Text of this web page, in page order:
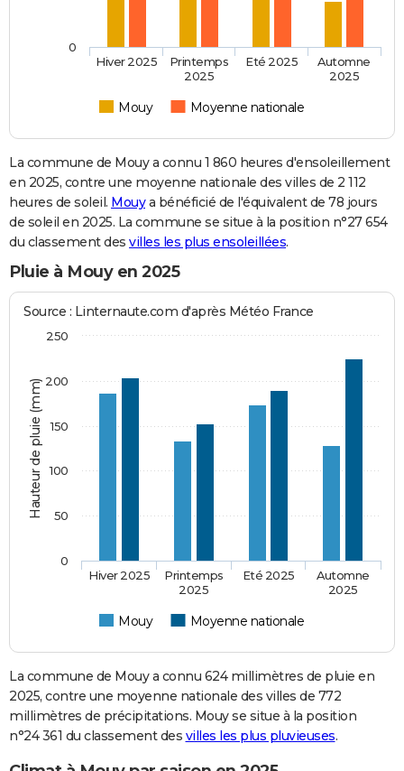
Mouy Moyenne nationale
Hiver 2025
Printemps
2025
Eté 2025
Automne
2025
0
La commune de Mouy a connu 1 860 heures d'ensoleillement
en 2025, contre une moyenne nationale des villes de 2 112
heures de soleil. Mouya bénéficié de l'équivalent de 78 jours
de soleil en 2025. La commune se situe à la position n°27 654
du classement des villes les plus ensoleillées.
Pluie à Mouy en 2025
Hauteur de pluie (mm)
Source : Linternaute.com d'après Météo France
Mouy Moyenne nationale
Hiver 2025
Printemps
2025
Eté 2025
Automne
2025
0
50
100
150
200
250
La commune de Mouy a connu 624 millimètres de pluie en
2025, contre une moyenne nationale des villes de 772
millimètres de précipitations. Mouy se situe à la position
n°24 361 du classement des villes les plus pluvieuses.